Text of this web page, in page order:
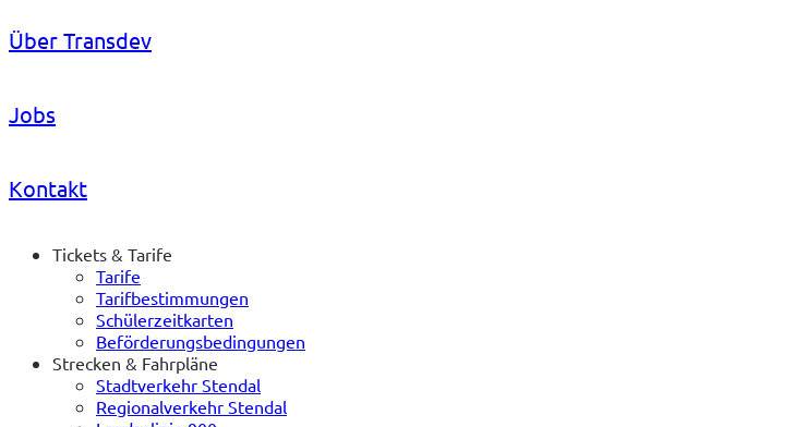
Über Transdev
Jobs
Kontakt
Tickets & Tarife
Tarife
Tarifbestimmungen
Schülerzeitkarten
Beförderungsbedingungen
Strecken & Fahrpläne
Stadtverkehr Stendal
Regionalverkehr Stendal